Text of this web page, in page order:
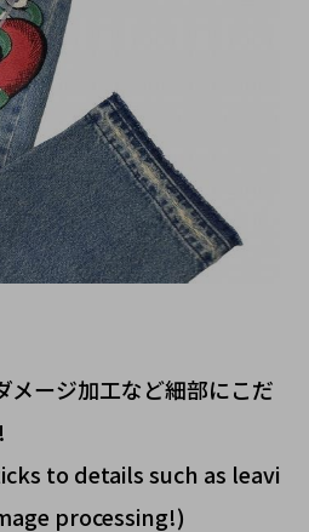
メージ加工など細部にこだ
to details such as leavi
processing!)